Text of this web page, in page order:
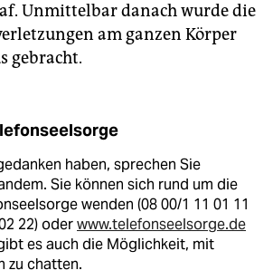
Unmittelbar danach wurde die
am ganzen Körper
gebracht.
haben, sprechen Sie
Sie können sich rund um die
wenden (08 00/1 11 01 11
22) oderwww.telefonseelsorge.de
es auch die Möglichkeit, mit
zu chatten.